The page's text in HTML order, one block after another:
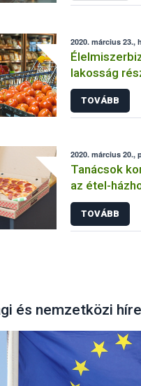
2020. március 23.,
lakosság
járvány idején
TOVÁBB
2020. március 20.,
Tanácsok
az étel-
TOVÁBB
és nemzetközi